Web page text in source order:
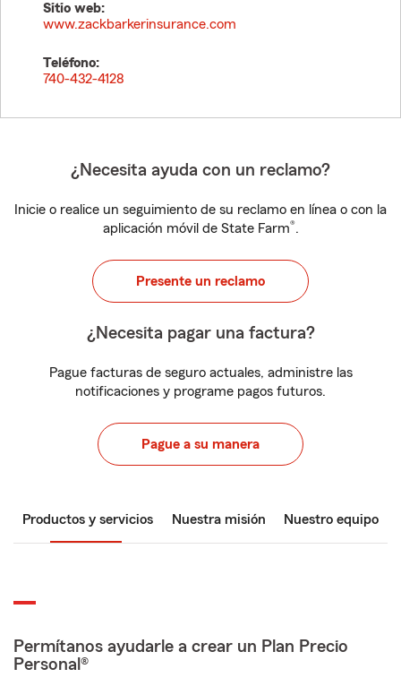
Sitio web:
www.zackbarkerinsurance.com
Teléfono:
740-432-4128
¿Necesita ayuda con un reclamo?
Inicie o realice un seguimiento de su reclamo en línea o con la
aplicación móvil de State Farm®.
Presente un reclamo
¿Necesita pagar una factura?
Pague facturas de seguro actuales, administre las
notificaciones y programe pagos futuros.
Pague a su manera
Productos y servicios Nuestra misión Nuestro equipo
Permítanos ayudarle a crear un Plan Precio
Personal®